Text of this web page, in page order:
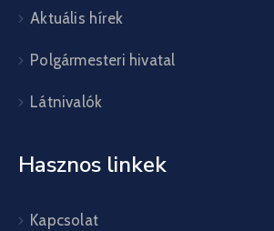
Aktuális hírek
Polgármesteri hivatal
Látnivalók
Hasznos linkek
Kapcsolat